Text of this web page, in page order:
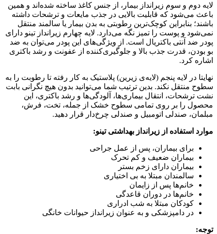
لایه دوم و سوم زیرانداز بیمار، از جنس کاغذ ساخته شده‌اند و همین
باعث می‌شود که قابلیت بالایی در جذب مایعات و ترشحات داشته
باشند؛ بنابراین کوچک‌ترین رطوبتی به بدن بیمار یا سالمند منتقل
نمی‌شود و پوست را تمیز نگه می‌دارد. لایه چهارم زیرانداز تینو دارای
پودر ضد آنتی باکتریال است. از ویژگی‌های این پودر می‌توان به ضد
بو بودن، قدرت جذب بالا و جلوگیری‌کننده از عفونت و رشد باکتری
اشاره کرد.
نهایتا در لایه پنجم (لایه‌ی زیرین) پلاستیک به کار رفته تا رطوبت را به
سطوح منتقل نکند. بدین ترتیب شما می‌توانید بدون هیچ نگرانی بابت
نشت ترشحات، انتقال بیماری‌ها، آلودگی‌ها و رشد باکتری، این
محصول را بر روی تمامی سطوح خشک از جمله، تخت، فرش،
مبلمان، صندلی اتومبیل و صندلی چرخ‌دار قرار دهید.
موارد استفاده از زیرانداز بهداشتی تینو:
برای بیماران، پس از عمل جراحی
بیماران ضعیف و کم تحرک
بیماران دارای زخم بستر
سالمندان مبتلا به بی اختیاری
خانم‌ها پس از زایمان
خانم‌ها در دوران قاعدگی
کودکان مبتلا به شب ادراری
در دامپزشکی و به عنوان زیرانداز حیوانات خانگی
توجه: